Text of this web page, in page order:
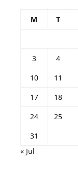
M T
3
4
10
11
17
18
24
25
31
« Jul